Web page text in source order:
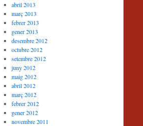
abril 2013
març 2013
febrer 2013
gener 2013
desembre 2012
octubre 2012
setembre 2012
juny 2012
maig 2012
abril 2012
març 2012
febrer 2012
gener 2012
novembre 2011